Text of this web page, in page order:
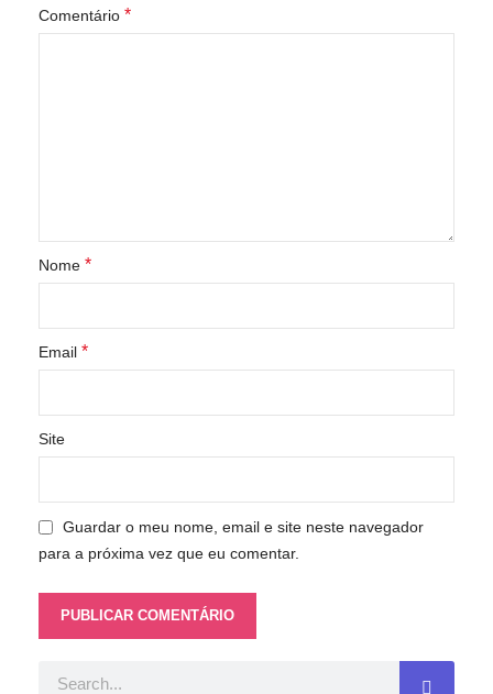
Comentário *
Nome *
Email *
Site
Guardar o meu nome, email e site neste navegador
para a próxima vez que eu comentar.